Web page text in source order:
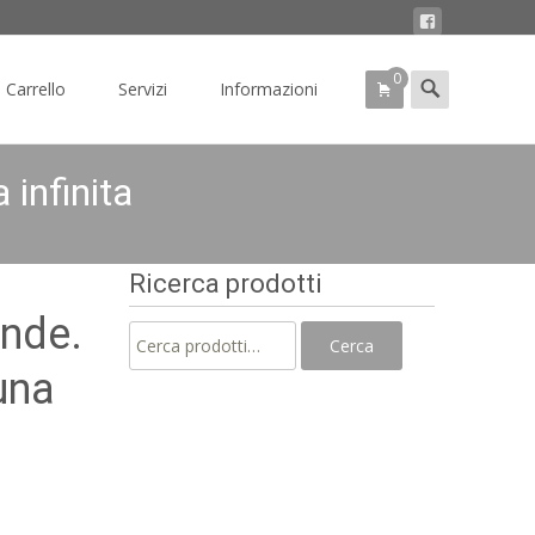
Carrello Servizi Informazioni 0
Search
for:
infinita
Ricerca prodotti
Cerca: Cerca